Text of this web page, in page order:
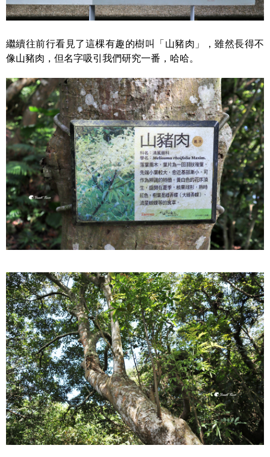
繼續往前行看見了這棵有趣的樹叫「山豬肉」，雖然長得不
像山豬肉，但名字吸引我們研究一番，哈哈。